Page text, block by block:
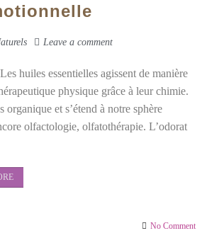
Leave a comment
huiles essentielles agissent de manière
physique grâce à leur chimie.
et s’étend à notre sphère
olfactologie, olfatothérapie. L’odorat
No Comment